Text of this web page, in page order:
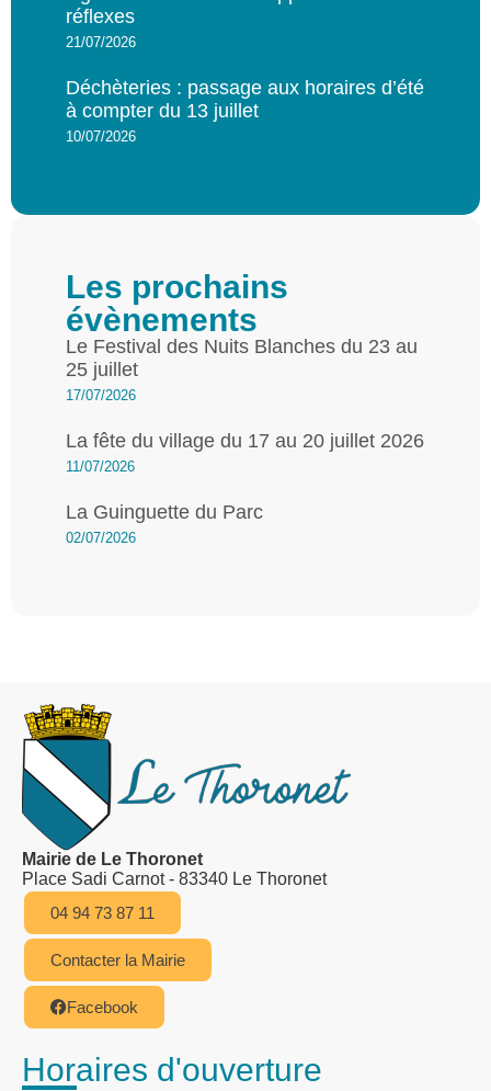
réflexes
21/07/2026
Déchèteries : passage aux horaires d’été
à compter du 13 juillet
10/07/2026
Les prochains
évènements
Le Festival des Nuits Blanches du 23 au
25 juillet
17/07/2026
La fête du village du 17 au 20 juillet 2026
11/07/2026
La Guinguette du Parc
02/07/2026
Mairie de Le Thoronet
Place Sadi Carnot - 83340 Le Thoronet
04 94 73 87 11
Contacter la Mairie
Facebook
Horaires d'ouverture